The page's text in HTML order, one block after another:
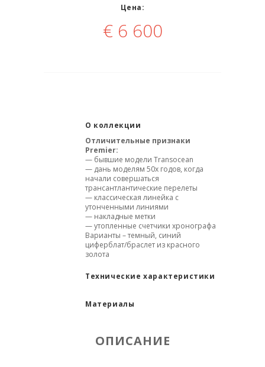
Цена:
€6 600
О коллекции
Отличительные признаки
Premier:
— бывшие модели Transocean
— дань моделям 50х годов, когда
начали совершаться
трансантлантические перелеты
— классическая линейка с
утонченными линиями
— накладные метки
— утопленные счетчики хронографа
Варианты – темный, синий
циферблат/браслет из красного
золота
Технические характеристики
Материалы
ОПИСАНИЕ